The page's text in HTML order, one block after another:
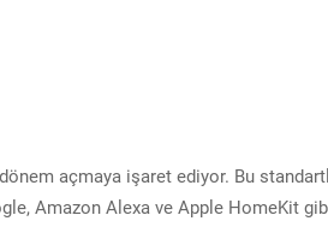
açmaya işaret ediyor. Bu
Amazon Alexa ve Apple HomeKit